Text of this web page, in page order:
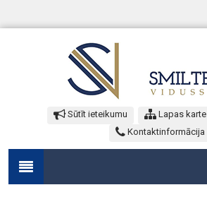
Sūtīt ieteikumu Lapas karte
Kontaktinformācija